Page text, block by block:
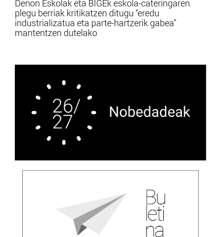
Denon Eskolak eta BIGEk eskola-cateringaren
plegu berriak kritikatzen ditugu “eredu
industrializatua eta parte-hartzerik gabea”
mantentzen dutelako